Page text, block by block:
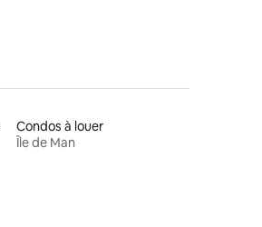
Condos à louer
Île de Man